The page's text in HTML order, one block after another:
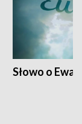
Słowo o